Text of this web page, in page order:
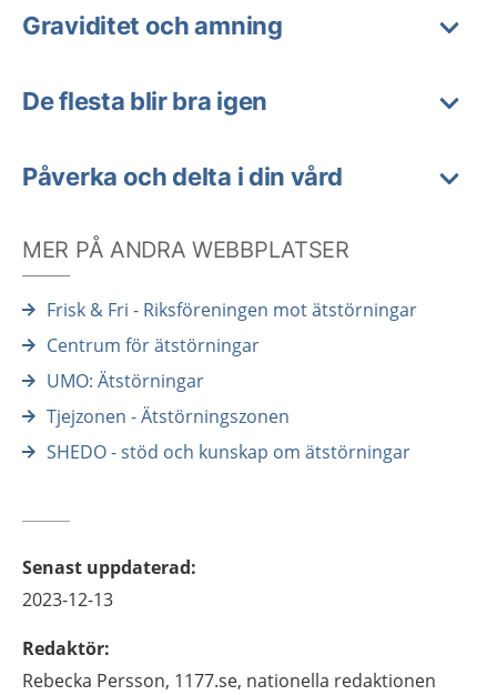
Graviditet och amning
De flesta blir bra igen
Påverka och delta i din vård
MER PÅ ANDRA WEBBPLATSER
Frisk & Fri - Riksföreningen mot ätstörningar
Centrum för ätstörningar
UMO: Ätstörningar
Tjejzonen - Ätstörningszonen
SHEDO - stöd och kunskap om ätstörningar
Senast uppdaterad:
2023-12-13
Redaktör:
Rebecka Persson, 1177.se, nationella redaktionen